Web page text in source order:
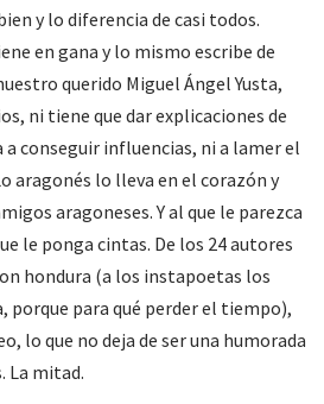
y lo diferencia de casi todos.
en gana y lo mismo escribe de
querido Miguel Ángel Yusta,
ni tiene que dar explicaciones de
a conseguir influencias, ni a lamer el
aragonés lo lleva en el corazón y
aragoneses. Y al que le parezca
le ponga cintas. De los 24 autores
hondura (a los instapoetas los
porque para qué perder el tiempo),
lo que no deja de ser una humorada
La mitad.